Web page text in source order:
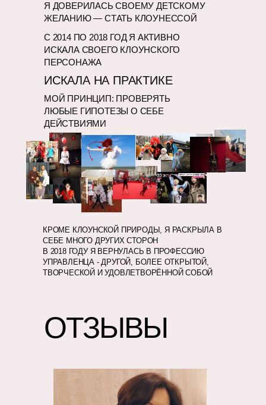
МОЙ ПРИНЦИП: ПРОВЕРЯТЬ
ЛЮБЫЕ ГИПОТЕЗЫ О СЕБЕ
ДЕЙСТВИЯМИ
Я ДОВЕРИЛАСЬ СВОЕМУ ДЕТСКОМУ
ЖЕЛАНИЮ — СТАТЬ КЛОУНЕССОЙ
ИСКАЛА НА ПРАКТИКЕ
С 2014 ПО 2018 ГОД Я АКТИВНО
ИСКАЛА СВОЕГО КЛОУНСКОГО
ПЕРСОНАЖА
КРОМЕ КЛОУНСКОЙ ПРИРОДЫ, Я РАСКРЫЛА В
СЕБЕ МНОГО ДРУГИХ СТОРОН
В 2018 ГОДУ Я ВЕРНУЛАСЬ В ПРОФЕССИЮ
УПРАВЛЕНЦА - ДРУГОЙ, БОЛЕЕ ОТКРЫТОЙ,
ТВОРЧЕСКОЙ И УДОВЛЕТВОРЁННОЙ СОБОЙ
ОТЗЫВЫ